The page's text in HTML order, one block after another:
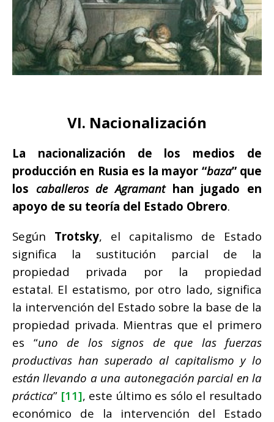
VI. Nacionalización
La nacionalización de los medios de
producción en Rusia es la mayor “baza” que
los caballeros de Agramanthan jugado en
apoyo de su teoría del Estado Obrero.
Según Trotsky, el capitalismo de Estado
significa la sustitución parcial de la
propiedad privada por la propiedad
estatal. El estatismo, por otro lado, significa
la intervención del Estado sobre la base de la
propiedad privada. Mientras que el primero
es “uno de los signos de que las fuerzas
productivas han superado al capitalismo y lo
están llevando a una autonegación parcial en la
práctica” [11], este último es sólo el resultado
económico de la intervención del Estado